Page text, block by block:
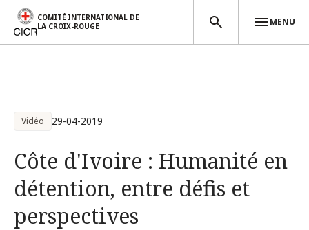
COMITÉ INTERNATIONAL DE
LA CROIX-ROUGE
MENU
Vidéo 29-04-2019
Côte d'Ivoire : Humanité en
détention, entre défis et
perspectives